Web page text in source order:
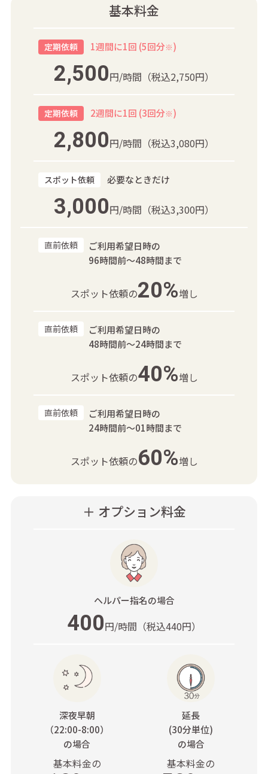
基本料金
定期依頼 1週間に1回 (5回分※)
2,500円/時間 （税込2,750円）
定期依頼 2週間に1回 (3回分※)
2,800円/時間 （税込3,080円）
スポット依頼 必要なときだけ
3,000円/時間 （税込3,300円）
直前依頼
ご利用希望日時の
96時間前～48時間まで
スポット依頼の20%増し
直前依頼
ご利用希望日時の
48時間前～24時間まで
スポット依頼の40%増し
直前依頼
ご利用希望日時の
24時間前～01時間まで
スポット依頼の60%増し
＋ オプション料金
ヘルパー指名の場合
400円/時間 （税込440円）
深夜早朝
（22:00-8:00）
の場合
基本料金の
延長
(30分単位)
の場合
基本料金の